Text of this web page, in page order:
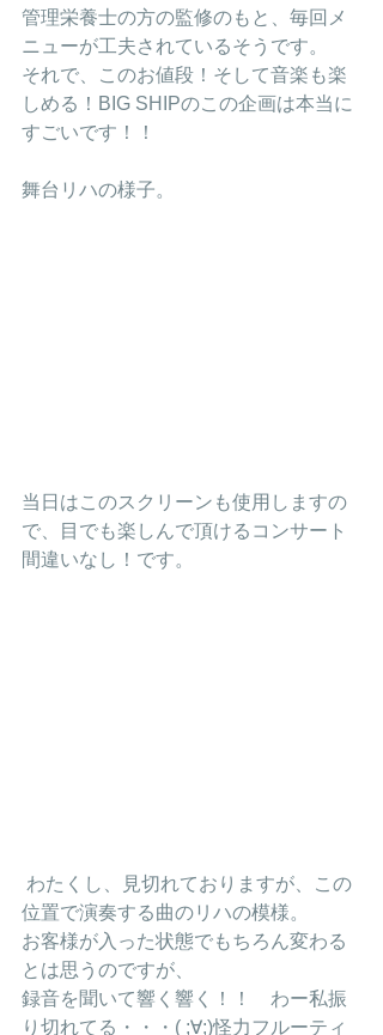
管理栄養士の方の監修のもと、毎回メ
ニューが工夫されているそうです。
それで、このお値段！そして音楽も楽
しめる！BIG SHIPのこの企画は本当に
すごいです！！
舞台リハの様子。
当日はこのスクリーンも使用しますの
で、目でも楽しんで頂けるコンサート
間違いなし！です。
位置で演奏する曲のリハの模様。
お客様が入った状態でもちろん変わる
とは思うのですが、
録音を聞いて響く響く！！　わー私振
り切れてる・・・( ;∀;)怪力フルーティ